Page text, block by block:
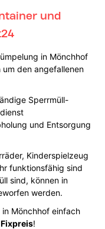
und
in Mönchhof
den angefallenen
Sperrmüll-
und Entsorgung
Kinderspielzeug
funktionsfähig sind
sind, können in
werden.
Mönchhof einfach
Fixpreis!